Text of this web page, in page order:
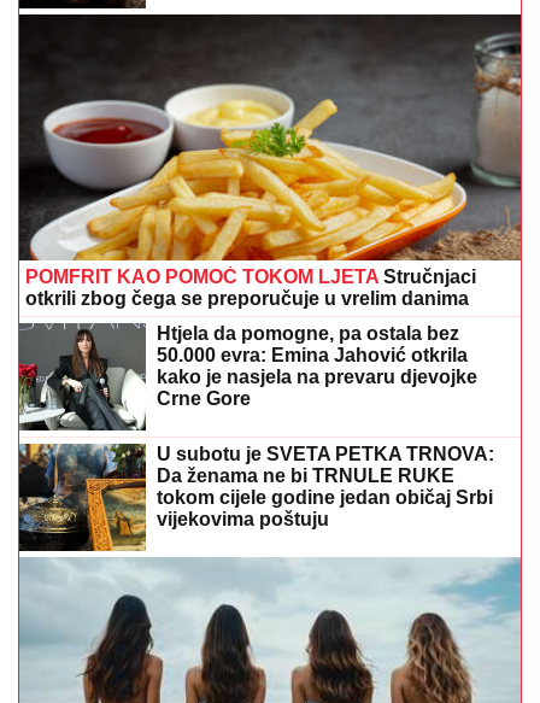
POMFRIT KAO POMOĆ TOKOM LJETA Stručnjaci
otkrili zbog čega se preporučuje u vrelim danima
Htjela da pomogne, pa ostala bez
50.000 evra: Emina Jahović otkrila
kako je nasjela na prevaru djevojke
Crne Gore
U subotu je SVETA PETKA TRNOVA:
Da ženama ne bi TRNULE RUKE
tokom cijele godine jedan običaj Srbi
vijekovima poštuju